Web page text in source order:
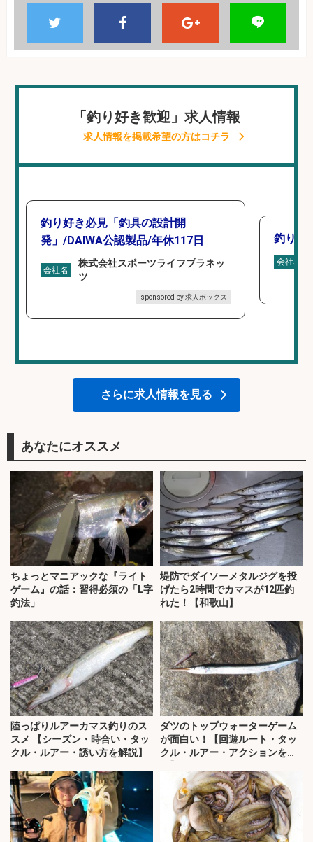
「釣り好き歓迎」求人情報
求人情報を掲載希望の方はコチラ
釣り好き必見「釣具の設計開
発」/DAIWA公認製品/年休117日
会社名
株式会社スポーツライフプラネッ
ツ
sponsored by 求人ボックス
釣り具
会社名
さらに求人情報を見る
あなたにオススメ
ちょっとマニアックな『ライト
ゲーム』の話：習得必須の「L字
釣法」
堤防でダイソーメタルジグを投
げたら2時間でカマスが12匹釣
れた！【和歌山】
陸っぱりルアーカマス釣りのス
スメ 【シーズン・時合い・タッ
クル・ルアー・誘い方を解説】
ダツのトップウォーターゲーム
が面白い！【回遊ルート・タッ
クル・ルアー・アクションを解